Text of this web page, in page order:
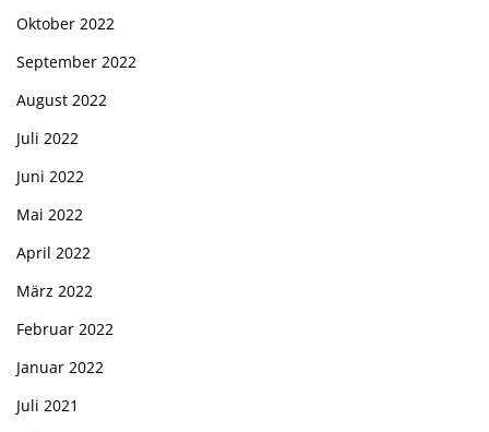
Oktober 2022
September 2022
August 2022
Juli 2022
Juni 2022
Mai 2022
April 2022
März 2022
Februar 2022
Januar 2022
Juli 2021